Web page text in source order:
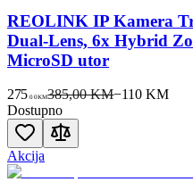
REOLINK IP Kamera
Dual-Lens, 6x Hybrid
MicroSD utor
275 00KM385,00 KM−110 KM
Dostupno
Akcija